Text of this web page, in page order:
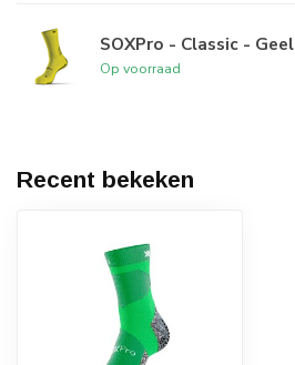
SOXPro - Classic - Geel
Op voorraad
Recent bekeken